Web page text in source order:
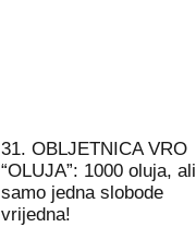
31. OBLJETNICA VRO
“OLUJA”: 1000 oluja, ali
samo jedna slobode
vrijedna!